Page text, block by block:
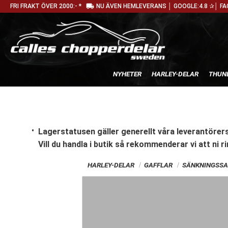
FRI FRAKT ÖVER 2000:- * local_shipping NU ÄVEN HEMLEVERANS │ GOOGLE:4.8 ✰│
NYHETER HARLEY-DELAR
Lagerstatusen gäller generellt våra
Vill du handla i butik så rekommenderar vi att ni
HARLEY-DELAR GAFFLAR